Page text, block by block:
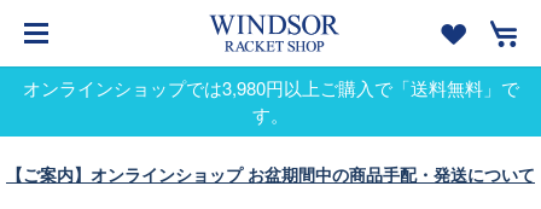
オンラインショップでは3,980円以上ご購入で「送料無料」で
す。
【ご案内】オンラインショップ お盆期間中の商品手配・発送について